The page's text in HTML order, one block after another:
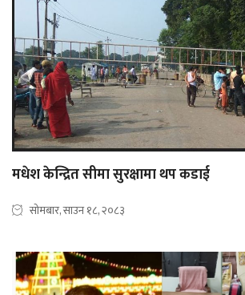
मधेश केन्द्रित सीमा सुरक्षामा थप कडाई
सोमबार, साउन १८, २०८३